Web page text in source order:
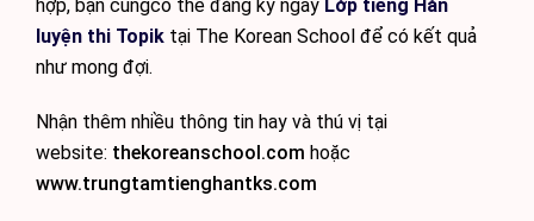
hợp, bạn cũngcó thể đăng ký ngay Lớp tiếng Hàn
luyện thi Topik tại The Korean School để có kết quả
như mong đợi.
Nhận thêm nhiều thông tin hay và thú vị tại
website: thekoreanschool.com hoặc
www.trungtamtienghantks.com